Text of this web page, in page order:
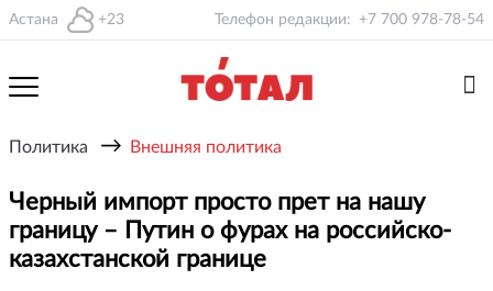
Астана +23 Телефон редакции: +7 700 978-78-54
Политика → Внешняя политика
Черный импорт просто прет на нашу
границу – Путин о фурах на российско-
казахстанской границе